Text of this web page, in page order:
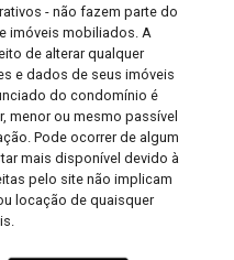
- não fazem parte do
imóveis mobiliados. A
de alterar qualquer
e dados de seus imóveis
do condomínio é
menor ou mesmo passível
Pode ocorrer de algum
mais disponível devido à
pelo site não implicam
locação de quaisquer